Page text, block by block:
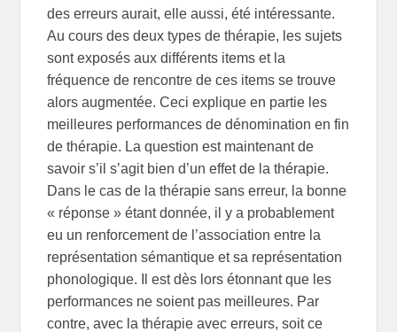
des erreurs aurait, elle aussi, été intéressante.
Au cours des deux types de thérapie, les sujets
sont exposés aux différents items et la
fréquence de rencontre de ces items se trouve
alors augmentée. Ceci explique en partie les
meilleures performances de dénomination en fin
de thérapie. La question est maintenant de
savoir s’il s’agit bien d’un effet de la thérapie.
Dans le cas de la thérapie sans erreur, la bonne
« réponse » étant donnée, il y a probablement
eu un renforcement de l’association entre la
représentation sémantique et sa représentation
phonologique. Il est dès lors étonnant que les
performances ne soient pas meilleures. Par
contre, avec la thérapie avec erreurs, soit ce